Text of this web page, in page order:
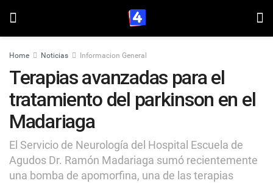
Home Noticias Informacion General
Terapias avanzadas para el
tratamiento del parkinson en el
Madariaga
El Servicio de Neurología del Hospital Escuela de
Agudos Dr. Ramón Madariaga sumó recientemente
una bomba de apomorfina, una de las terapias